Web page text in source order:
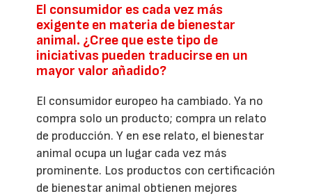
El consumidor es cada vez más
exigente en materia de bienestar
animal. ¿Cree que este tipo de
iniciativas pueden traducirse en un
mayor valor añadido?
El consumidor europeo ha cambiado. Ya no
compra solo un producto; compra un relato
de producción. Y en ese relato, el bienestar
animal ocupa un lugar cada vez más
prominente. Los productos con certificación
de bienestar animal obtienen mejores